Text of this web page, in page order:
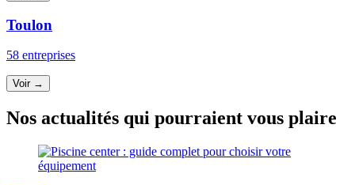
Toulon
58 entreprises
Voir →
Nos actualités qui pourraient vous plaire